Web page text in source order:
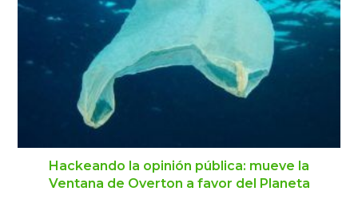
Hackeando la opinión pública: mueve la
Ventana de Overton a favor del Planeta